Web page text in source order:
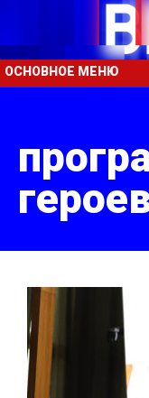
ОСНОВНОЕ МЕНЮ